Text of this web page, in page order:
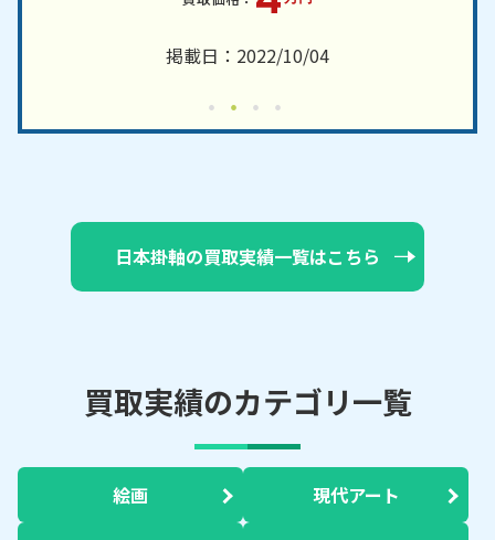
掲載日：2022/10/04
日本掛軸の買取実績一覧はこちら
買取実績のカテゴリ一覧
絵画 現代アート